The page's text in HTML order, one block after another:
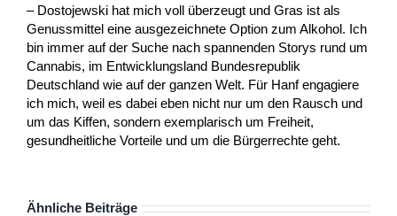
– Dostojewski hat mich voll überzeugt und Gras ist als
Genussmittel eine ausgezeichnete Option zum Alkohol. Ich
bin immer auf der Suche nach spannenden Storys rund um
Cannabis, im Entwicklungsland Bundesrepublik
Deutschland wie auf der ganzen Welt. Für Hanf engagiere
ich mich, weil es dabei eben nicht nur um den Rausch und
um das Kiffen, sondern exemplarisch um Freiheit,
gesundheitliche Vorteile und um die Bürgerrechte geht.
Ähnliche Beiträge